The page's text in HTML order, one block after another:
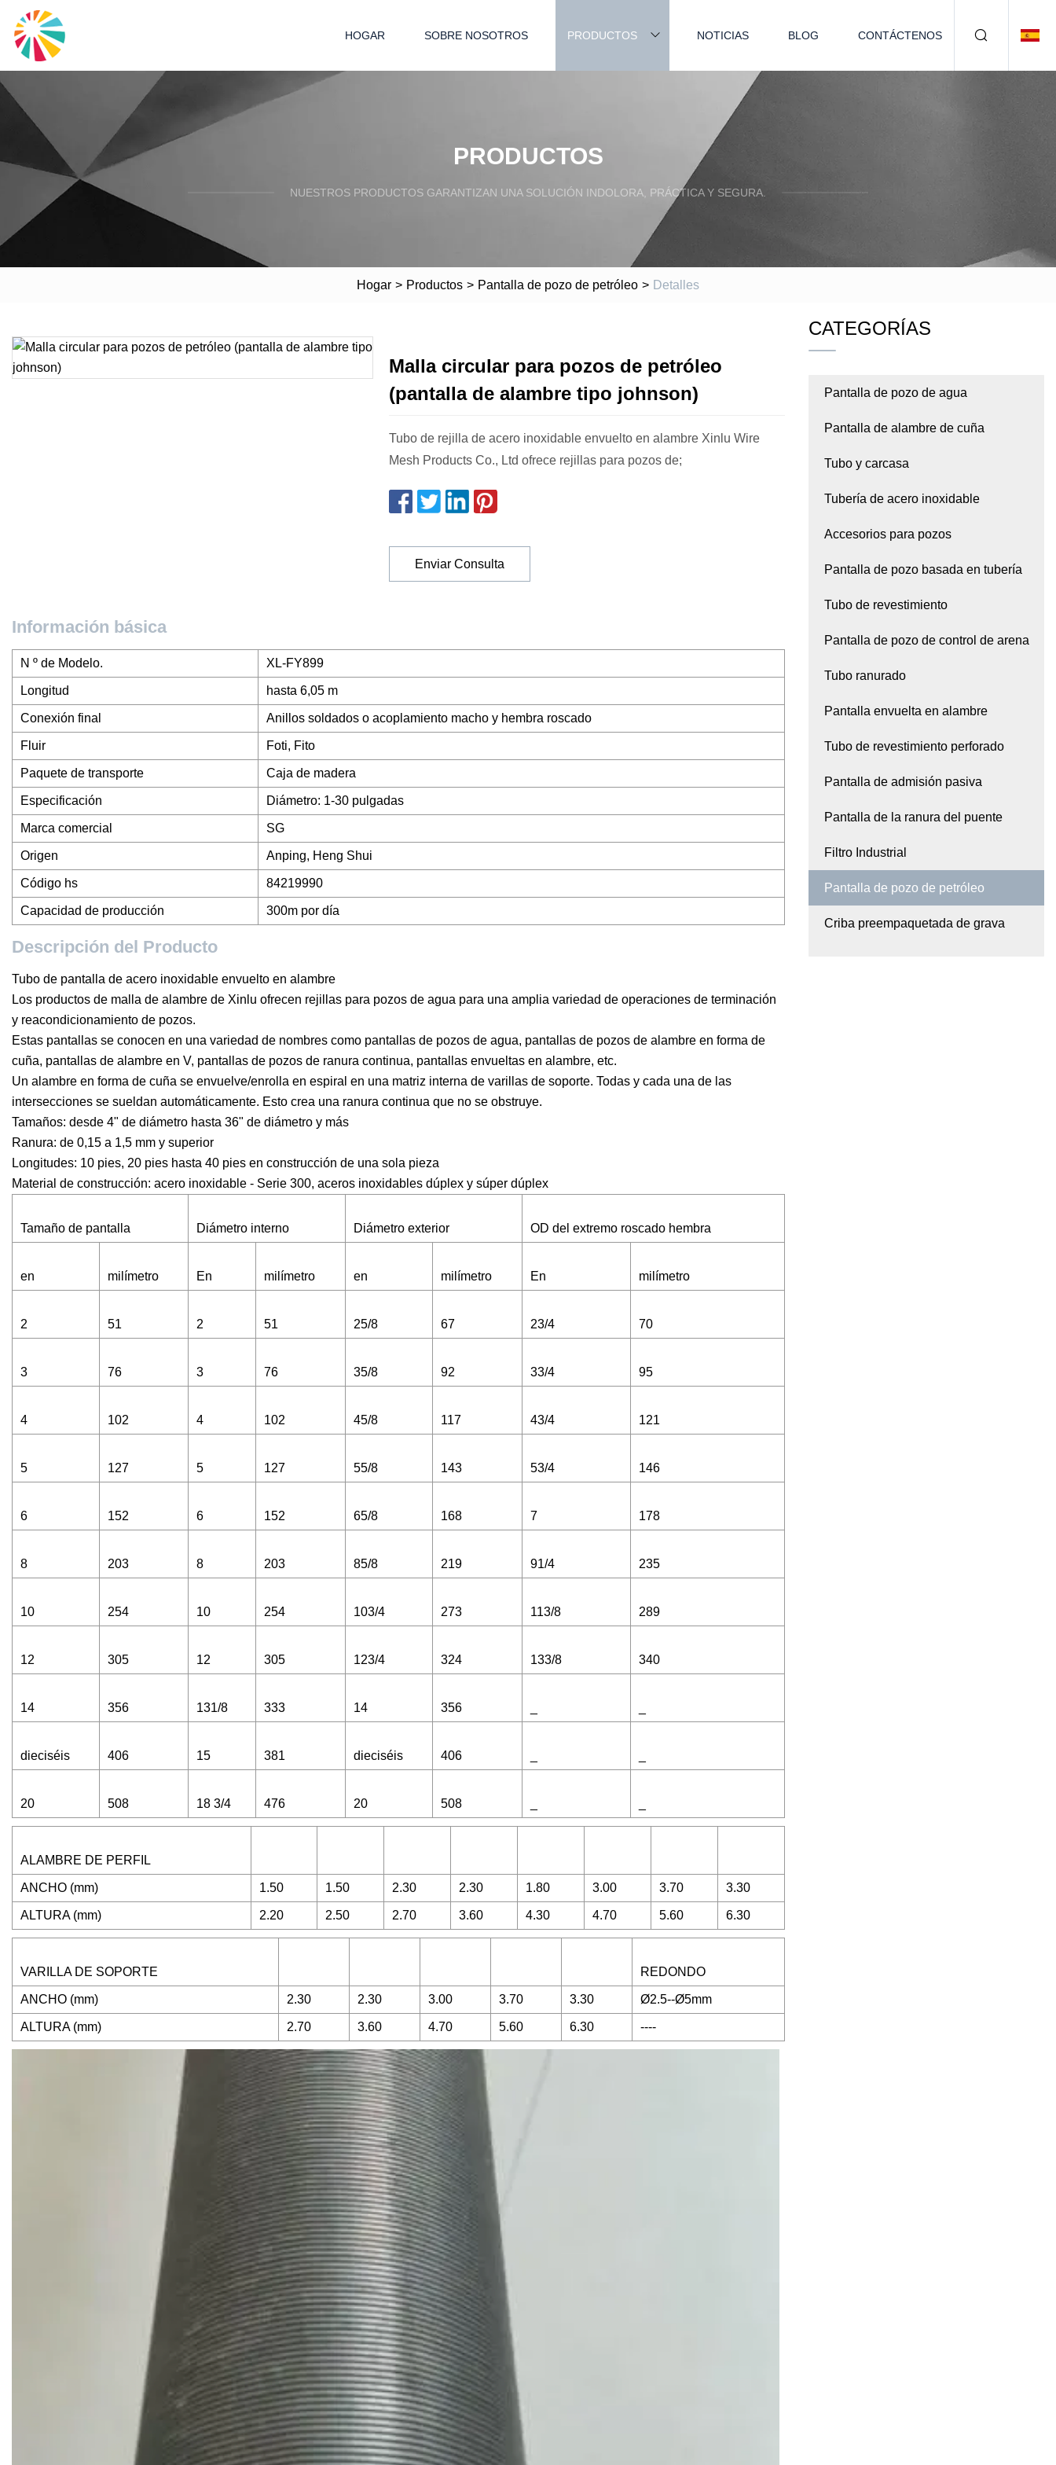
HOGAR SOBRE NOSOTROS PRODUCTOS NOTICIAS BLOG CONTÁCTENOS
PRODUCTOS
NUESTROS PRODUCTOS GARANTIZAN UNA SOLUCIÓN INDOLORA, PRÁCTICA Y SEGURA.
Hogar > Productos > Pantalla de pozo de petróleo > Detalles
Malla circular para pozos de petróleo
(pantalla de alambre tipo johnson)
Tubo de rejilla de acero inoxidable envuelto en alambre Xinlu Wire
Mesh Products Co., Ltd ofrece rejillas para pozos de;
Enviar Consulta
Información básica
N º de Modelo. XL-FY899
Longitud hasta 6,05 m
Conexión final Anillos soldados o acoplamiento macho y hembra roscado
Fluir Foti, Fito
Paquete de transporte Caja de madera
Especificación Diámetro: 1-30 pulgadas
Marca comercial SG
Origen Anping, Heng Shui
Código hs 84219990
Capacidad de producción 300m por día
Descripción del Producto
Tubo de pantalla de acero inoxidable envuelto en alambre
Los productos de malla de alambre de Xinlu ofrecen rejillas para pozos de agua para una amplia variedad de operaciones de terminación
y reacondicionamiento de pozos.
Estas pantallas se conocen en una variedad de nombres como pantallas de pozos de agua, pantallas de pozos de alambre en forma de
cuña, pantallas de alambre en V, pantallas de pozos de ranura continua, pantallas envueltas en alambre, etc.
Un alambre en forma de cuña se envuelve/enrolla en espiral en una matriz interna de varillas de soporte. Todas y cada una de las
intersecciones se sueldan automáticamente. Esto crea una ranura continua que no se obstruye.
Tamaños: desde 4" de diámetro hasta 36" de diámetro y más
Ranura: de 0,15 a 1,5 mm y superior
Longitudes: 10 pies, 20 pies hasta 40 pies en construcción de una sola pieza
Material de construcción: acero inoxidable - Serie 300, aceros inoxidables dúplex y súper dúplex
Tamaño de pantalla Diámetro interno Diámetro exterior OD del extremo roscado hembra
en milímetro En milímetro en milímetro En milímetro
2 51 2 51 25/8 67 23/4 70
3 76 3 76 35/8 92 33/4 95
4 102 4 102 45/8 117 43/4 121
5 127 5 127 55/8 143 53/4 146
6 152 6 152 65/8 168 7 178
8 203 8 203 85/8 219 91/4 235
10 254 10 254 103/4 273 113/8 289
12 305 12 305 123/4 324 133/8 340
14 356 131/8 333 14 356
dieciséis 406 15 381 dieciséis 406
20 508 18 3/4 476 20 508
ALAMBRE DE PERFIL
ANCHO (mm) 1.50 1.50 2.30 2.30 1.80 3.00 3.70 3.30
ALTURA (mm) 2.20 2.50 2.70 3.60 4.30 4.70 5.60 6.30
VARILLA DE SOPORTE REDONDO
ANCHO (mm) 2.30 2.30 3.00 3.70 3.30 Ø2.5--Ø5mm
ALTURA (mm) 2.70 3.60 4.70 5.60 6.30 ----
CATEGORÍAS
Pantalla de pozo de agua
Pantalla de alambre de cuña
Tubo y carcasa
Tubería de acero inoxidable
Accesorios para pozos
Pantalla de pozo basada en tubería
Tubo de revestimiento
Pantalla de pozo de control de arena
Tubo ranurado
Pantalla envuelta en alambre
Tubo de revestimiento perforado
Pantalla de admisión pasiva
Pantalla de la ranura del puente
Filtro Industrial
Pantalla de pozo de petróleo
Criba preempaquetada de grava